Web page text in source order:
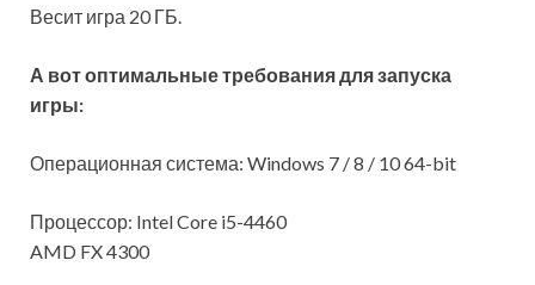
Весит игра 20 ГБ.
А вот оптимальные требования для запуска
игры:
Операционная система: Windows 7 / 8 / 10 64-bit
Процессор: Intel Core i5-4460
AMD FX 4300